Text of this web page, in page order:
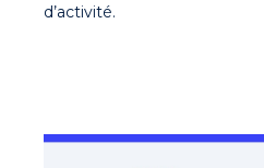
d’activité.